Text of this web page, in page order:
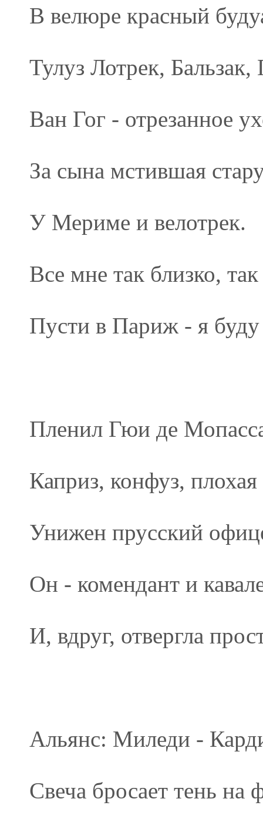
В велюре красный
Тулуз Лотрек, Бальзак,
Ван Гог - отрезанное
За сына мстившая
У Мериме и велотрек.
Все мне так близко,
Пусти в Париж - я
Пленил Гюи де
Каприз, конфуз,
Унижен прусский
Он - комендант и
И, вдруг, отвергла
Альянс: Миледи -
Свеча бросает тень на